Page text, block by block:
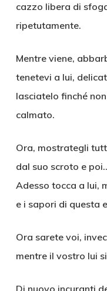
cazzo libera di
ripetutamente.
Mentre viene,
tenetevi a lui,
lasciatelo finché
calmato.
Ora, mostrategli
dal suo scroto e
Adesso tocca a lui,
e i sapori di questa
Ora sarete voi,
mentre il vostro lui
Di nuovo incuranti